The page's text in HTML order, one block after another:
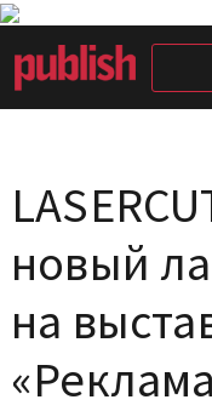
новый
на